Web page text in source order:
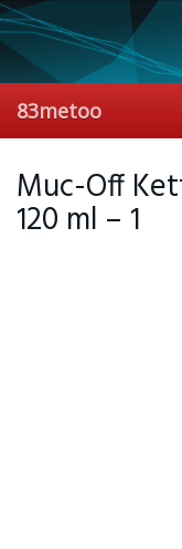
Skip
to
content
83metoo
Muc-Off
120 ml – 1